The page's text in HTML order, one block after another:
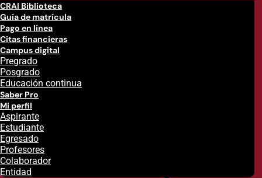
CRAI Biblioteca
Guía de matrícula
Pago en línea
Citas financieras
Campus digital
Pregrado
Posgrado
Educación continua
Saber Pro
Mi perfil
Aspirante
Estudiante
Egresado
Profesores
Colaborador
Entidad